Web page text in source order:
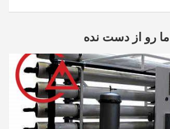
رو از دست نده